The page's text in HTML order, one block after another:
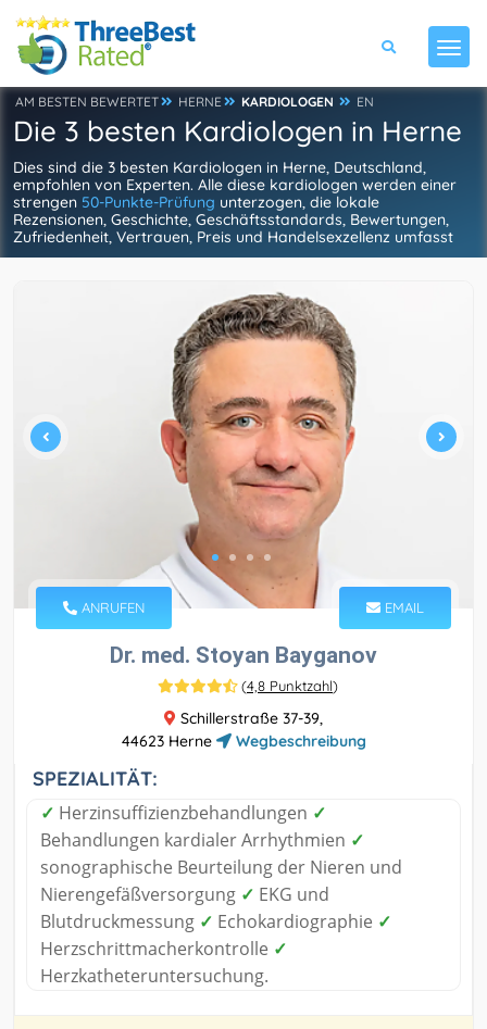
AM BESTEN BEWERTET HERNE KARDIOLOGEN EN
Die 3 besten Kardiologen in Herne
Dies sind die 3 besten Kardiologen in Herne, Deutschland,
empfohlen von Experten. Alle diese kardiologen werden einer
strengen 50-Punkte-Prüfung unterzogen, die lokale
Rezensionen, Geschichte, Geschäftsstandards, Bewertungen,
Zufriedenheit, Vertrauen, Preis und Handelsexzellenz umfasst
ANRUFEN EMAIL
Dr. med. Stoyan Bayganov
(4,8 Punktzahl)
Schillerstraße 37-39,
44623 Herne
Wegbeschreibung
SPEZIALITÄT:
✓ Herzinsuffizienzbehandlungen ✓
Behandlungen kardialer Arrhythmien ✓
sonographische Beurteilung der Nieren und
Nierengefäßversorgung ✓ EKG und
Blutdruckmessung ✓ Echokardiographie ✓
Herzschrittmacherkontrolle ✓
Herzkatheteruntersuchung.